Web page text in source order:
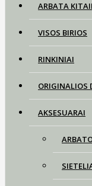
ARBATA
VISOS BIRIOS
RINKINIAI
ORIGINALIOS
AKSESUARAI